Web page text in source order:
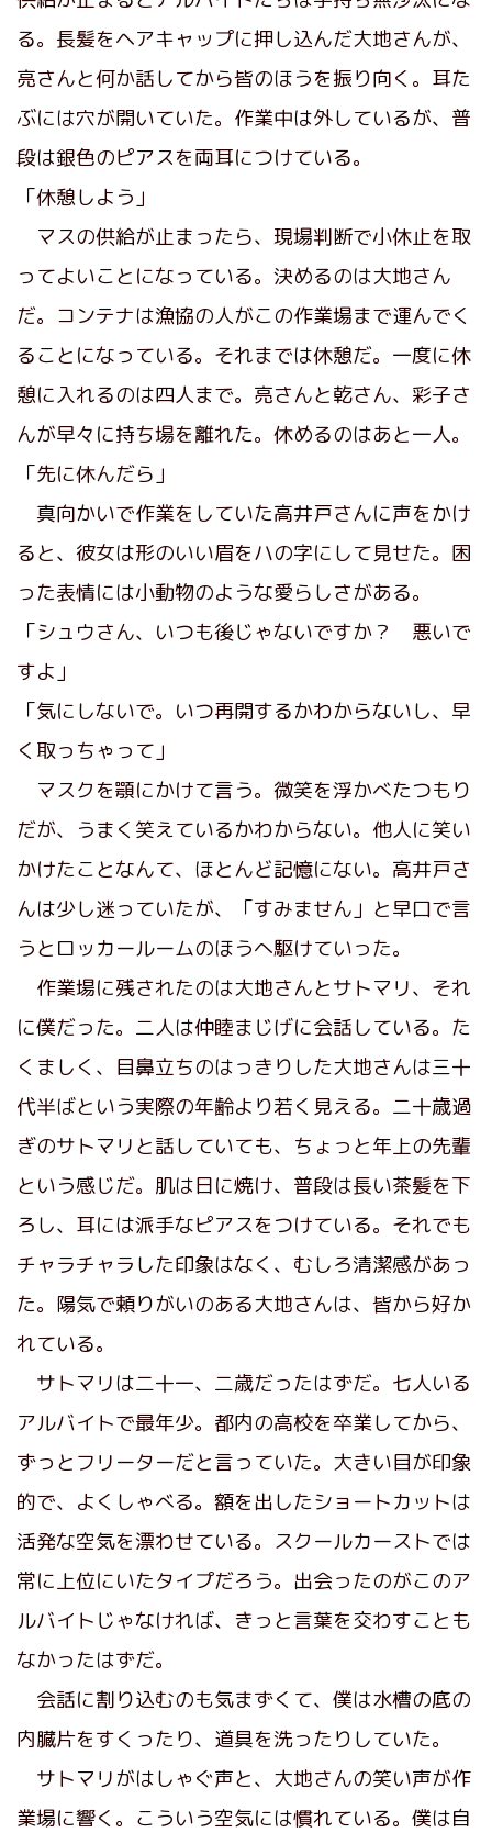
る。長髪をヘアキャップに押し込んだ大地さんが、
亮さんと何か話してから皆のほうを振り向く。耳た
ぶには穴が開いていた。作業中は外しているが、普
段は銀色のピアスを両耳につけている。
「休憩しよう」
マスの供給が止まったら、現場判断で小休止を取
ってよいことになっている。決めるのは大地さん
だ。コンテナは漁協の人がこの作業場まで運んでく
ることになっている。それまでは休憩だ。一度に休
憩に入れるのは四人まで。亮さんと乾さん、彩子さ
んが早々に持ち場を離れた。休めるのはあと一人。
「先に休んだら」
真向かいで作業をしていた高井戸さんに声をかけ
ると、彼女は形のいい眉をハの字にして見せた。困
った表情には小動物のような愛らしさがある。
「シュウさん、いつも後じゃないですか？ 悪いで
すよ」
「気にしないで。いつ再開するかわからないし、早
く取っちゃって」
マスクを顎にかけて言う。微笑を浮かべたつもり
だが、うまく笑えているかわからない。他人に笑い
かけたことなんて、ほとんど記憶にない。高井戸さ
んは少し迷っていたが、「すみません」と早口で言
うとロッカールームのほうへ駆けていった。
作業場に残されたのは大地さんとサトマリ、それ
に僕だった。二人は仲睦まじげに会話している。た
くましく、目鼻立ちのはっきりした大地さんは三十
代半ばという実際の年齢より若く見える。二十歳過
ぎのサトマリと話していても、ちょっと年上の先輩
という感じだ。肌は日に焼け、普段は長い茶髪を下
ろし、耳には派手なピアスをつけている。それでも
チャラチャラした印象はなく、むしろ清潔感があっ
た。陽気で頼りがいのある大地さんは、皆から好か
れている。
サトマリは二十一、二歳だったはずだ。七人いる
アルバイトで最年少。都内の高校を卒業してから、
ずっとフリーターだと言っていた。大きい目が印象
的で、よくしゃべる。額を出したショートカットは
活発な空気を漂わせている。スクールカーストでは
常に上位にいたタイプだろう。出会ったのがこのア
ルバイトじゃなければ、きっと言葉を交わすことも
なかったはずだ。
会話に割り込むのも気まずくて、僕は水槽の底の
内臓片をすくったり、道具を洗ったりしていた。
サトマリがはしゃぐ声と、大地さんの笑い声が作
業場に響く。こういう空気には慣れている。僕は自